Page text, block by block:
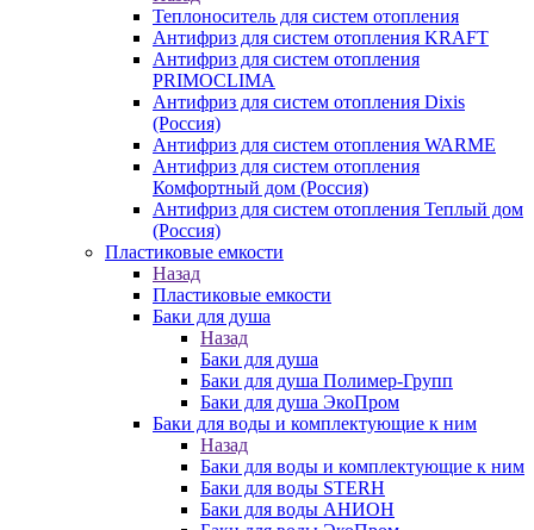
Теплоноситель для систем отопления
Антифриз для систем отопления KRAFT
Антифриз для систем отопления
PRIMOCLIMA
Антифриз для систем отопления Dixis
(Россия)
Антифриз для систем отопления WARME
Антифриз для систем отопления
Комфортный дом (Россия)
Антифриз для систем отопления Теплый дом
(Россия)
Пластиковые емкости
Назад
Пластиковые емкости
Баки для душа
Назад
Баки для душа
Баки для душа Полимер-Групп
Баки для душа ЭкоПром
Баки для воды и комплектующие к ним
Назад
Баки для воды и комплектующие к ним
Баки для воды STERH
Баки для воды АНИОН